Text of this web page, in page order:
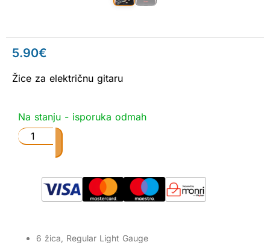
5.90€
Na stanju - isporuka odmah
Žice za električnu gitaru
6 žica, Regular Light Gauge